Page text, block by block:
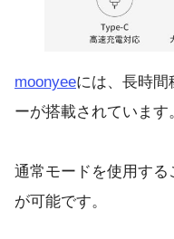
moonyeeには、長時間
ーが搭載されています
通常モードを使用す
が可能です。